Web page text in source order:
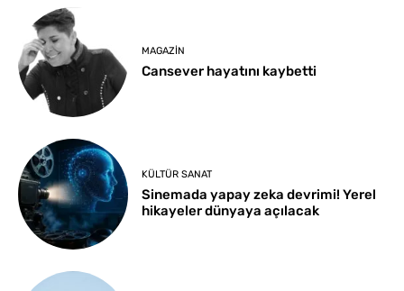
MAGAZIN
Cansever hayatını kaybetti
KÜLTÜR SANAT
Sinemada yapay zeka devrimi! Yerel
hikayeler dünyaya açılacak